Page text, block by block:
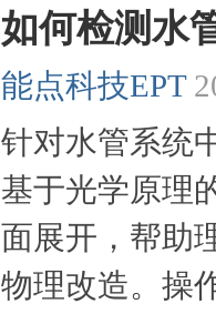
如何检测水
能点科技EPT
针对水管系统
基于光学原理
面展开，帮助
物理改造。操